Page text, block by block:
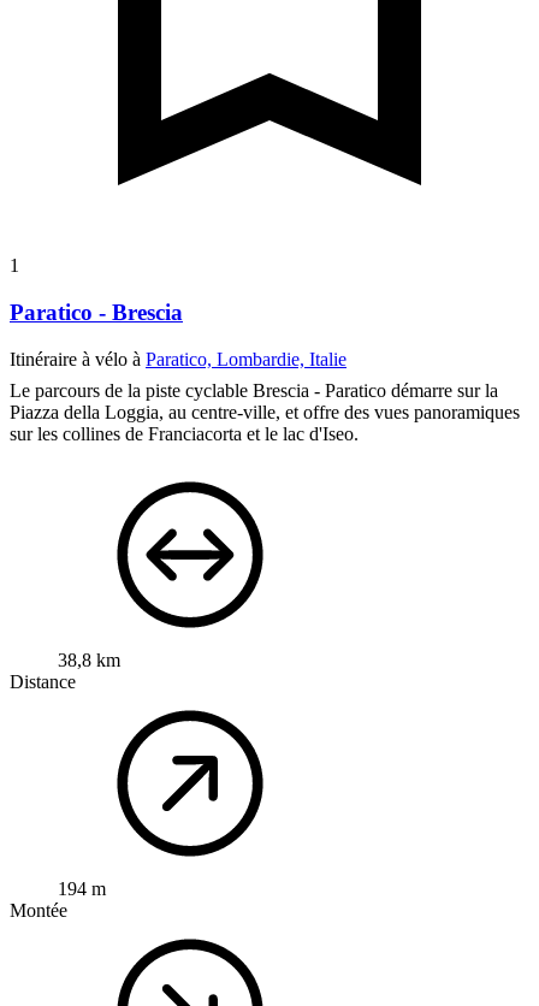
1
Paratico - Brescia
Itinéraire à vélo à Paratico, Lombardie, Italie
Le parcours de la piste cyclable Brescia - Paratico démarre sur la
Piazza della Loggia, au centre-ville, et offre des vues panoramiques
sur les collines de Franciacorta et le lac d'Iseo.
38,8 km
Distance
194 m
Montée